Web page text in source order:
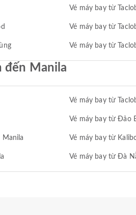
Vé máy bay từ
Vé máy bay từ
Vé máy bay từ
đến Manila
Vé máy bay từ
Vé máy bay từ Đảo
Manila Vé máy bay từ
Vé máy bay từ Đà